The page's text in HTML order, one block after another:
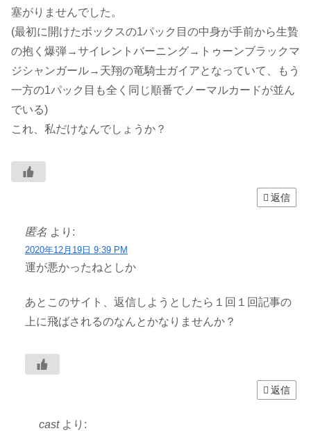
塞がりませんでした。
(最初に開けたボックスの1パック目の中身が手前から生贄
の抱く爆弾→サイレントバーニング→トゥーンブラックマ
ジシャンガール→天翔の竜騎士ガイアとなっていて、もう
一方の1パック目も全く同じ順番でノーマルカードが並ん
でいる)
これ、私だけなんでしょうか？
返信
匿名 より:
2020年12月19日 9:39 PM
運が悪かったねとしか
あとこのサイト、返信しようとしたら１回１回記事の
上に飛ばされるのなんとかなりませんか？
返信
cast より: